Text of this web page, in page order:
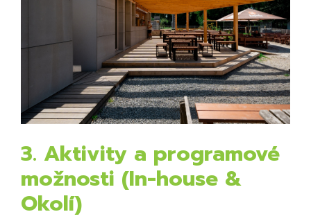
3. Aktivity a programové
možnosti (In-house &
Okolí)